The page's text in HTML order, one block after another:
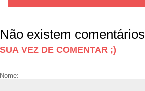
Não existem comentários
SUA VEZ DE COMENTAR ;)
Nome: